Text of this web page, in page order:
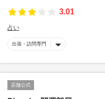
3.01
占い
出張・訪問専門
店舗公式